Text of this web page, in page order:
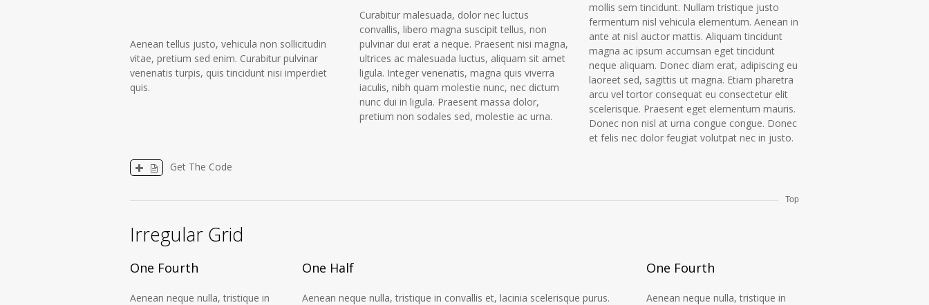
Aenean tellus justo, vehicula non sollicitudin
vitae, pretium sed enim. Curabitur pulvinar
venenatis turpis, quis tincidunt nisi imperdiet
quis.
Curabitur malesuada, dolor nec luctus
convallis, libero magna suscipit tellus, non
pulvinar dui erat a neque. Praesent nisi magna,
ultrices ac malesuada luctus, aliquam sit amet
ligula. Integer venenatis, magna quis viverra
iaculis, nibh quam molestie nunc, nec dictum
nunc dui in ligula. Praesent massa dolor,
pretium non sodales sed, molestie ac urna.
mollis sem tincidunt. Nullam tristique justo
fermentum nisl vehicula elementum. Aenean in
ante at nisl auctor mattis. Aliquam tincidunt
magna ac ipsum accumsan eget tincidunt
neque aliquam. Donec diam erat, adipiscing eu
laoreet sed, sagittis ut magna. Etiam pharetra
arcu vel tortor consequat eu consectetur elit
scelerisque. Praesent eget elementum mauris.
Donec non nisl at urna congue congue. Donec
et felis nec dolor feugiat volutpat nec in justo.
Get The Code
Top
Irregular Grid
One Fourth
Aenean neque nulla, tristique in
One Half
Aenean neque nulla, tristique in convallis et, lacinia scelerisque purus.
One Fourth
Aenean neque nulla, tristique in